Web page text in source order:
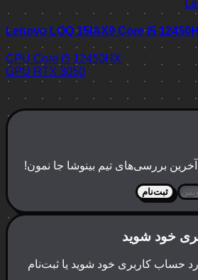
Lenovo LOQ 15IAX9 Core i5
CPU Core i5 12450HX
GPU RTX 3050
بررسی‌های تیم بینوشا جا نمون!
ثبت‌نام
خود شوید
حساب کاربری خود شوید یا ثبت‌نام